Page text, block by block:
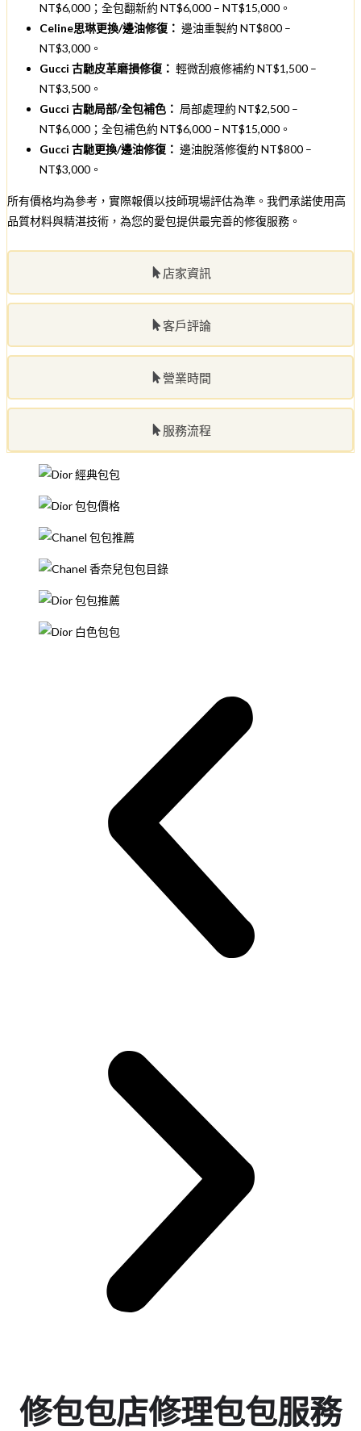
店家資訊
客戶評論
營業時間
服務流程
NT$6,000；全包翻新約 NT$6,000 – NT$15,000。
Celine思琳更換/邊油修復： 邊油重製約 NT$800 –
NT$3,000。
Gucci 古馳皮革磨損修復： 輕微刮痕修補約 NT$1,500 –
NT$3,500。
Gucci 古馳局部/全包補色： 局部處理約 NT$2,500 –
NT$6,000；全包補色約 NT$6,000 – NT$15,000。
Gucci 古馳更換/邊油修復： 邊油脫落修復約 NT$800 –
NT$3,000。
所有價格均為參考，實際報價以技師現場評估為準。我們承諾使用高
品質材料與精湛技術，為您的愛包提供最完善的修復服務。
修包包店修理包包服務